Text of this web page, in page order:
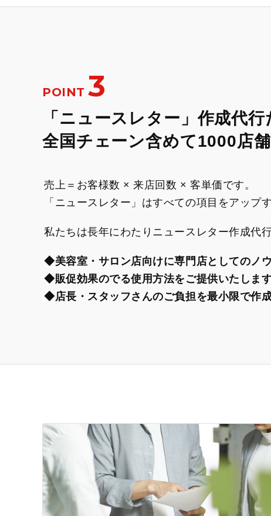
POINT 3
「ニュースレター」作成代
全国チェーン含めて1000店
売上＝お客様数 × 来店回数 × 客単価です。
「ニュースレター」はすべての項目をアップ
私たちは長年にわたりニュースレター作成代
◆美容室・サロン店向けに専門店としてのノ
◆販促効果のでる使用方法をご提供いたします
◆店長・スタッフさんのご負担を最小限で作成